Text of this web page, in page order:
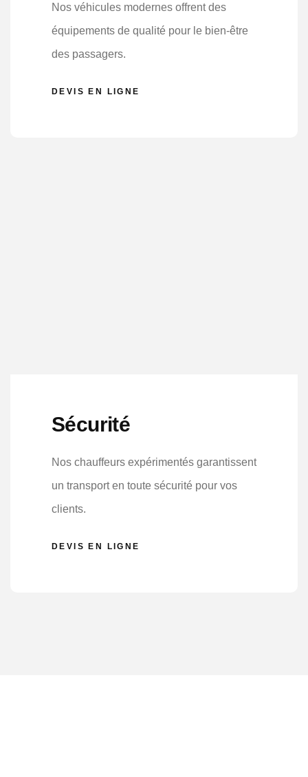
Nos véhicules modernes offrent des
équipements de qualité pour le bien-être
des passagers.
DEVIS EN LIGNE
Sécurité
Nos chauffeurs expérimentés garantissent
un transport en toute sécurité pour vos
clients.
DEVIS EN LIGNE